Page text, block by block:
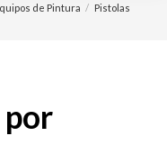
de Pintura
Pistolas